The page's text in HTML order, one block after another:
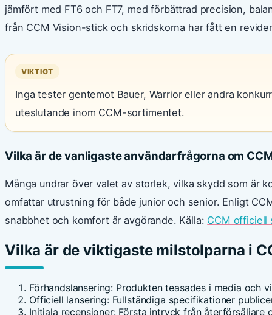
jämfört med FT6 och FT7, med förbättrad precision,
från CCM Vision-stick och skridskorna har fått en
VIKTIGT
Inga tester gentemot Bauer, Warrior eller andra
uteslutande inom CCM-sortimentet.
Vilka är de vanligaste användarfrågorna om
Många undrar över valet av storlek, vilka skydd som är
omfattar utrustning för både junior och senior. Enligt
snabbhet och komfort är avgörande. Källa: CCM officiell
Vilka är de viktigaste milstolparna i
Förhandslansering: Produkten teasades i media och
Officiell lansering: Fullständiga specifikationer
Initiala recensioner: Första intryck från återförsäljare